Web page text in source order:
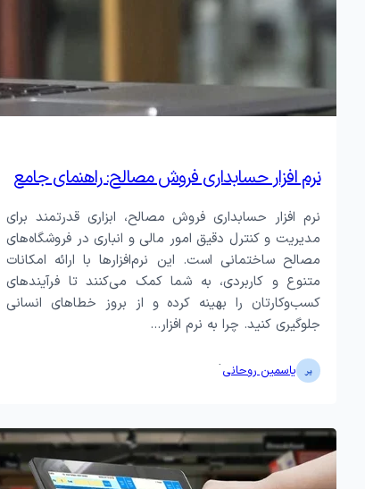
نرم افزار حسابداری فروش مصالح: راهنمای جامع
نرم افزار حسابداری فروش مصالح، ابزاری قدرتمند برای
مدیریت و کنترل دقیق امور مالی و انباری در فروشگاه‌های
مصالح ساختمانی است. این نرم‌افزارها با ارائه امکانات
متنوع و کاربردی، به شما کمک می‌کنند تا فرآیندهای
کسب‌وکارتان را بهینه کرده و از بروز خطاهای انسانی
جلوگیری کنید. چرا به نرم افزار…
یاسمین روحانی·